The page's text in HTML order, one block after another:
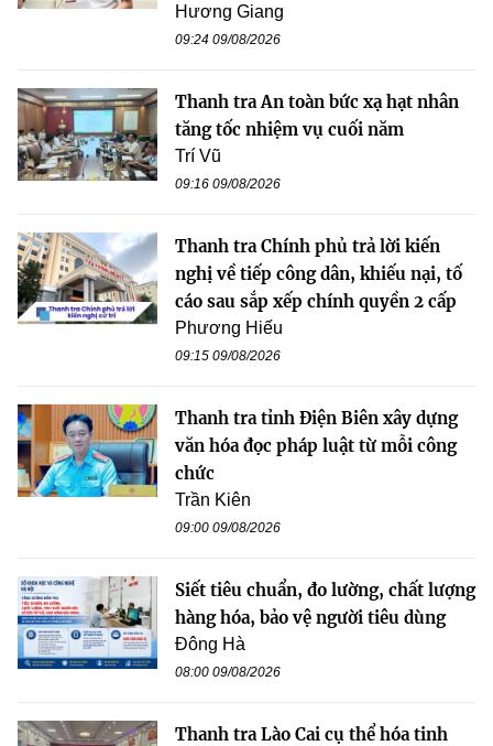
Hương Giang
09:24 09/08/2026
Thanh tra An toàn bức xạ hạt nhân
tăng tốc nhiệm vụ cuối năm
Trí Vũ
09:16 09/08/2026
Thanh tra Chính phủ trả lời kiến
nghị về tiếp công dân, khiếu nại, tố
cáo sau sắp xếp chính quyền 2 cấp
Phương Hiếu
09:15 09/08/2026
Thanh tra tỉnh Điện Biên xây dựng
văn hóa đọc pháp luật từ mỗi công
chức
Trần Kiên
09:00 09/08/2026
Siết tiêu chuẩn, đo lường, chất lượng
hàng hóa, bảo vệ người tiêu dùng
Đông Hà
08:00 09/08/2026
Thanh tra Lào Cai cụ thể hóa tinh